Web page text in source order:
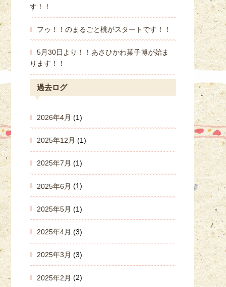
す！！
フゥ！！のまるごと桃がスタートです！！
5月30日より！！あさひかわ菓子博が始ま
ります！！
過去ログ
2026年4月 (1)
2025年12月 (1)
2025年7月 (1)
2025年6月 (1)
2025年5月 (1)
2025年4月 (3)
2025年3月 (3)
2025年2月 (2)